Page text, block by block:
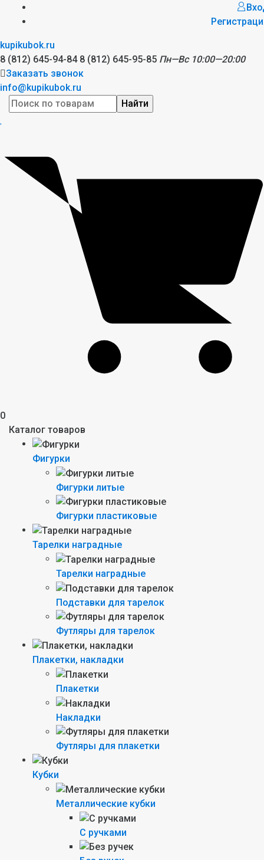
kupikubok.ru
8 (812) 645-94-84 8 (812) 645-95-85 Пн—Вс 10:00—20:00
Заказать звонок
info@kupikubok.ru
Найти
0
Каталог товаров
Фигурки
Фигурки литые
Фигурки пластиковые
Тарелки наградные
Тарелки наградные
Подставки для тарелок
Футляры для тарелок
Плакетки, накладки
Плакетки
Накладки
Футляры для плакетки
Кубки
Металлические кубки
С ручками